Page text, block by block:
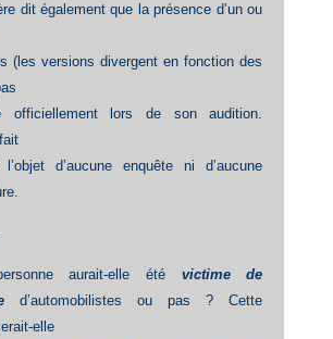
dit également que la présence d’un ou
(les versions divergent en fonction des
officiellement lors de son audition.
l’objet d’aucune enquête ni d’aucune
aurait-elle été victime de
d’automobilistes ou pas ? Cette
elle